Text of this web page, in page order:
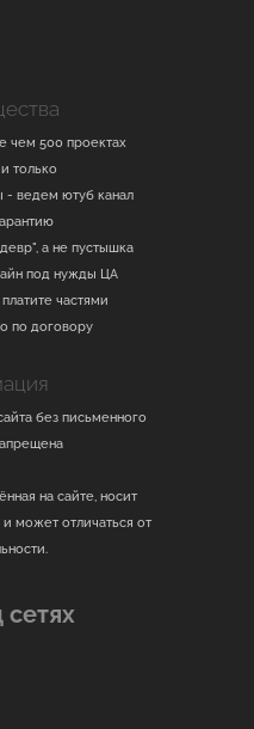
чем 500 проектах
только
- ведем ютуб канал
а не пустышка
под нужды ЦА
частями
по договору
без письменного
на сайте, носит
может отличаться от